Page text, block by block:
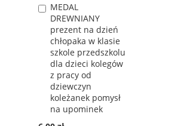
MEDAL
DREWNIANY
prezent na dzień
chłopaka w klasie
szkole przedszkolu
dla dzieci kolegów
z pracy od
dziewczyn
koleżanek pomysł
na upominek
Dodaj
do
koszyka